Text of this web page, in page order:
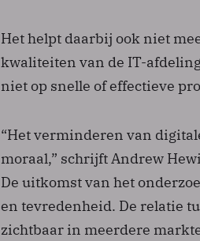
Het helpt daarbij ook niet
kwaliteiten van de IT-
niet op snelle of effectieve
“Het verminderen van
moraal,” schrijft Andrew
De uitkomst van het
en tevredenheid. De relatie
zichtbaar in meerdere